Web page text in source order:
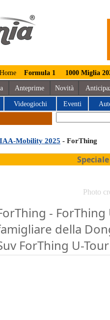
Home Formula 1 1000 Miglia
Anteprime Novità
Videogiochi Eventi
IAA-Mobility 2025 - ForThing
Photo
- ForThing
della
ForThing U-